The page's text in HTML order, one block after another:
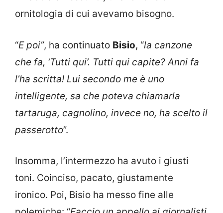
ornitologia di cui avevamo bisogno.
“E poi”, ha continuato Bisio, “la canzone
che fa, ‘Tutti qui’. Tutti qui capite? Anni fa
l’ha scritta! Lui secondo me è uno
intelligente, sa che poteva chiamarla
tartaruga, cagnolino, invece no, ha scelto il
passerotto”.
Insomma, l’intermezzo ha avuto i giusti
toni. Coinciso, pacato, giustamente
ironico. Poi, Bisio ha messo fine alle